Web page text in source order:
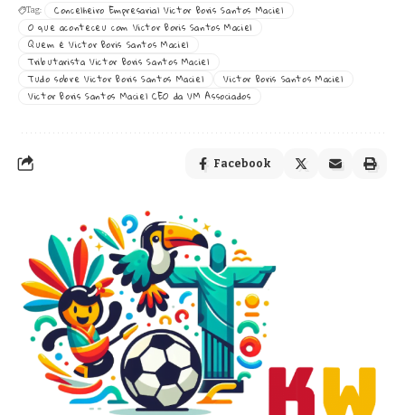
Tag:
Concelheiro Empresarial Victor Boris Santos Maciel
O que aconteceu com Victor Boris Santos Maciel
Quem é Victor Boris Santos Maciel
Tributarista Victor Boris Santos Maciel
Tudo sobre Victor Boris Santos Maciel
Victor Boris Santos Maciel
Victor Boris Santos Maciel CEO da VM Associados
Facebook